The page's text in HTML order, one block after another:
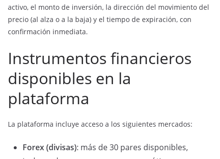
activo, el monto de inversión, la dirección del movimiento del
precio (al alza o a la baja) y el tiempo de expiración, con
confirmación inmediata.
Instrumentos financieros
disponibles en la
plataforma
La plataforma incluye acceso a los siguientes mercados:
Forex (divisas): más de 30 pares disponibles,